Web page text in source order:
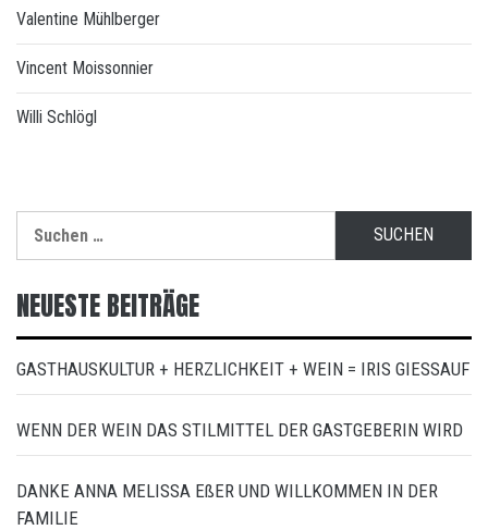
Valentine Mühlberger
Vincent Moissonnier
Willi Schlögl
nach:
NEUESTE BEITRÄGE
GASTHAUSKULTUR + HERZLICHKEIT + WEIN = IRIS GIESSAUF
WENN DER WEIN DAS STILMITTEL DER GASTGEBERIN WIRD
DANKE ANNA MELISSA EßER UND WILLKOMMEN IN DER
FAMILIE